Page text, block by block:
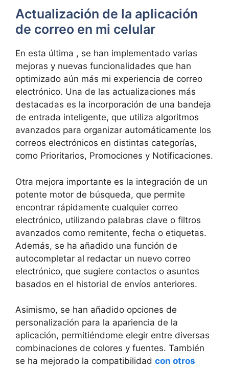
Actualización de la aplicación
de correo ​en mi celular
En esta última , se han implementado varias
mejoras y nuevas funcionalidades que han
optimizado aún más mi experiencia de ‌correo
electrónico. Una de las actualizaciones más
destacadas es la incorporación de una bandeja⁢
de entrada inteligente, ⁢que utiliza⁣ algoritmos
avanzados para organizar automáticamente los
correos ⁣electrónicos en⁤ distintas categorías,
⁢como Prioritarios, Promociones y Notificaciones.
Otra mejora⁢ importante es la integración de un
potente motor​ de búsqueda, ⁢que permite
‍encontrar rápidamente cualquier correo‍
electrónico, utilizando palabras clave o filtros
avanzados como remitente, fecha o etiquetas.
Además,​ se ha añadido una función de
autocompletar al redactar un nuevo correo‌
electrónico, ​que sugiere contactos o asuntos
basados en el historial de envíos anteriores.
Asimismo, se han​ añadido opciones de
personalización​ para la apariencia de la
aplicación, permitiéndome elegir ​entre diversas
combinaciones⁣ de colores y⁣ fuentes. También
se ha mejorado la compatibilidad con otros